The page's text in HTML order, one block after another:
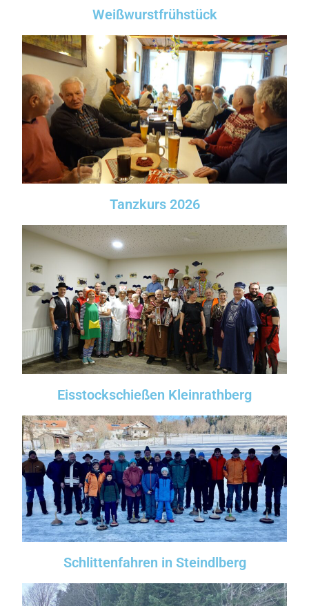
Weißwurstfrühstück
Tanzkurs 2026
Eisstockschießen Kleinrathberg
Schlittenfahren in Steindlberg